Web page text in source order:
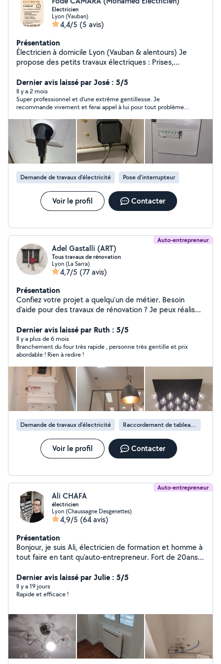
Electricien
Lyon (Vauban)
4,4/5 (5 avis)
Présentation
Électricien à domicile Lyon (Vauban & alentours) Je
propose des petits travaux électriques : Prises,
Vérifications de base Travail propre, rapide et sérieux Je
me déplace sur Lyon et les environs Contact direct via
AlloVoisins ou WhatsApp
Dernier avis laissé par José : 5/5
Il y a 2 mois
Super professionnel et d'une extrême gentillesse. Je
recommande vivement et ferai appel à lui pour tout problème
Demande de travaux d’électricité Pose d'interrupteur
Voir le profil Contacter
Auto-entrepreneur
Adel Gastalli (ART)
Tous travaux de rénovation
Lyon (La Sarra)
4,7/5 (77 avis)
Présentation
Confiez votre projet a quelqu'un de métier. Besoin
d'aide pour des travaux de rénovation ? Je peux réaliser
Dernier avis laissé par Ruth : 5/5
Il y a plus de 6 mois
Branchement du four très rapide , personne très gentille et prix
abordable ! Rien à redire !
Demande de travaux d’électricité Raccordement de tableau électrique
Voir le profil Contacter
Auto-entrepreneur
Ali CHAFA
électricien
Lyon (Chaussagne Desgenettes)
4,9/5 (64 avis)
Présentation
Bonjour, je suis Ali, électricien de formation et homme à
tout faire en tant qu'auto-entrepreneur. Fort de 20ans
l'électricité en particulier, je propose une large gamme
de services pour répondre à vos besoins en bricolage,
entretien et dépannage. Sérieux, réactif , je suis
vous aillez une envie de changement de votre
interieures (peinture, lumieres,meubles,eviers,lavabo,
cuvettes de wc ) ou une necessité de rénovation, je suis
votre homme, n'hesitez pas à me solliciter services
proposés : Électricité (installation, dépannage, mise aux
Dernier avis laissé par Julie : 5/5
Il y a 19 jours
Rapide et efficace !